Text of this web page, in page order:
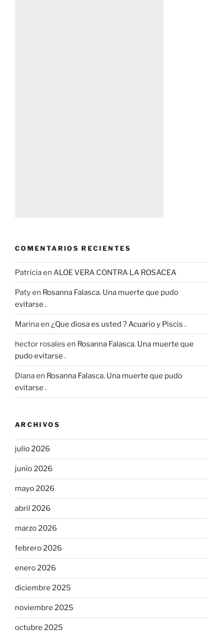
COMENTARIOS RECIENTES
Patriciaen ALOE VERA CONTRA LA ROSACEA
Patyen Rosanna Falasca. Una muerte que pudo
evitarse .
Marinaen ¿Que diosa es usted ? Acuario y Piscis .
hector rosales en Rosanna Falasca. Una muerte que
pudo evitarse .
Dianaen Rosanna Falasca. Una muerte que pudo
evitarse .
ARCHIVOS
julio 2026
junio 2026
mayo 2026
abril 2026
marzo 2026
febrero 2026
enero 2026
diciembre 2025
noviembre 2025
octubre 2025